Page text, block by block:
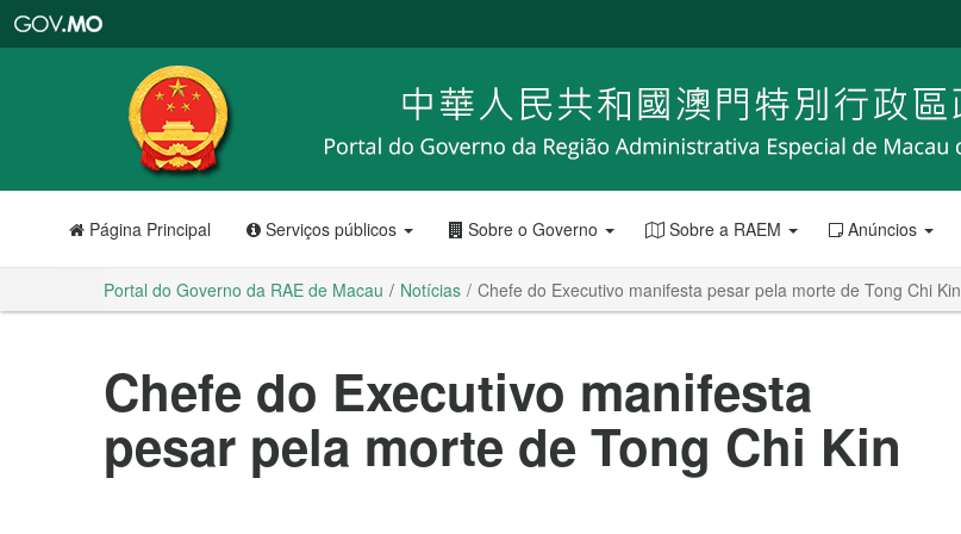
RAE
de
Macau
Página Principal Serviços públicos Sobre o Governo Sobre a RAEM Anúncios
Portal do Governo da RAE de Macau Notícias Chefe do Executivo manifesta pesar pela morte de Tong Chi Kin
Chefe do Executivo manifesta
pesar pela morte de Tong Chi Kin